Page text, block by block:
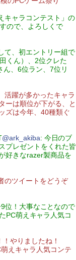
キャラコンテスト」の
ので、よろしくで
て、初エントリー組で
くん）、2位クレた
ん、6位ラン、7位リ
活躍が多かったキャラ
ーは順位が下がる、と
ズは今年、40種類ぐ
@ark_akiba: 今日のブ
プレゼントをくれた皆
好きなrazer製商品を
のツイートをどうぞ
位！大事なことなので
PC萌えキャラ人気コ
やりましたね！
えキャラ人気コンテ